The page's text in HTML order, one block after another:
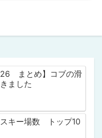
26 まとめ】コブの滑
ました
キー場数 トップ10